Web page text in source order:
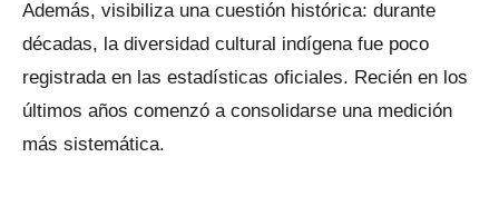
Además, visibiliza una cuestión histórica: durante
décadas, la diversidad cultural indígena fue poco
registrada en las estadísticas oficiales. Recién en los
últimos años comenzó a consolidarse una medición
más sistemática.